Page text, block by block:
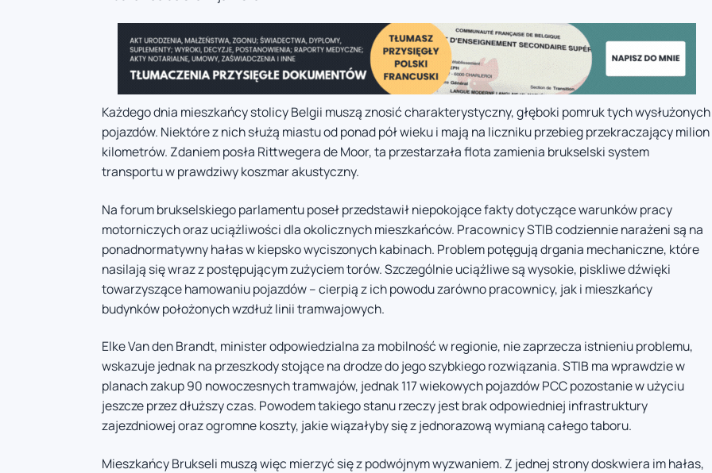
Każdego dnia mieszkańcy stolicy Belgii muszą znosić charakterystyczny, głęboki pomruk tych wysłużonych
pojazdów. Niektóre z nich służą miastu od ponad pół wieku i mają na liczniku przebieg przekraczający milion
kilometrów. Zdaniem posła Rittwegera de Moor, ta przestarzała flota zamienia brukselski system
transportu w prawdziwy koszmar akustyczny.
Na forum brukselskiego parlamentu poseł przedstawił niepokojące fakty dotyczące warunków pracy
motorniczych oraz uciążliwości dla okolicznych mieszkańców. Pracownicy STIB codziennie narażeni są na
ponadnormatywny hałas w kiepsko wyciszonych kabinach. Problem potęgują drgania mechaniczne, które
nasilają się wraz z postępującym zużyciem torów. Szczególnie uciążliwe są wysokie, piskliwe dźwięki
towarzyszące hamowaniu pojazdów – cierpią z ich powodu zarówno pracownicy, jak i mieszkańcy
budynków położonych wzdłuż linii tramwajowych.
Elke Van den Brandt, minister odpowiedzialna za mobilność w regionie, nie zaprzecza istnieniu problemu,
wskazuje jednak na przeszkody stojące na drodze do jego szybkiego rozwiązania. STIB ma wprawdzie w
planach zakup 90 nowoczesnych tramwajów, jednak 117 wiekowych pojazdów PCC pozostanie w użyciu
jeszcze przez dłuższy czas. Powodem takiego stanu rzeczy jest brak odpowiedniej infrastruktury
zajezdniowej oraz ogromne koszty, jakie wiązałyby się z jednorazową wymianą całego taboru.
Mieszkańcy Brukseli muszą więc mierzyć się z podwójnym wyzwaniem. Z jednej strony doskwiera im hałas,